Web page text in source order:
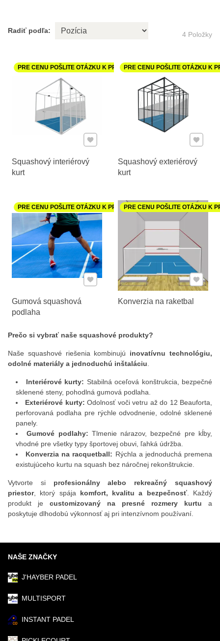
Radiť podľa: 4 Položky
Squashový interiérový
kurt
PRE CENU POŠLITE OTÁZKU K PRODUKTU
Pridať k Obľúbeným
Squashový exteriérový
kurt
PRE CENU POŠLITE OTÁZKU K
Pridať
Gumová squashová
podlaha
PRE CENU POŠLITE OTÁZKU K PRODUKTU
Pridať k Obľúbeným
Konverzia na raketbal
PRE CENU POŠLITE OTÁZKU K
Pridať k
Prečo si vybrať naše squashové produkty?
Naše squashové riešenia kombinujú inovatívnu technológiu,
odolné materiály a jednoduchú inštaláciu
Interiérové kurty: Stabilná oceľová konštrukcia, bezpečné
sklenené steny, pohodlná gumová podlaha.
Exteriérové kurty: Odolnosť voči vetru až do 12 Beauforta,
perforovaná podlaha pre rýchle odvodnenie, odolné sklenené
panely.
Gumové podlahy: Tlmenie nárazov, bezpečné pre kĺby,
vhodné pre všetky typy športovej obuvi, ľahká údržba.
Konverzia na racquetball: Rýchla a jednoduchá premena
existujúceho kurtu na squash bez náročnej rekonštrukcie.
Vytvorte si profesionálny alebo rekreačný squashový
priestor, ktorý spája komfort, kvalitu a bezpečnosť. Každý
produkt je customizovaný na presné rozmery kurtu a
poskytuje dlhodobú výkonnosť aj pri intenzívnom používaní.
NAŠE ZNAČKY
J'HAYBER PADEL
MULTISPORT
INSTANT PADEL